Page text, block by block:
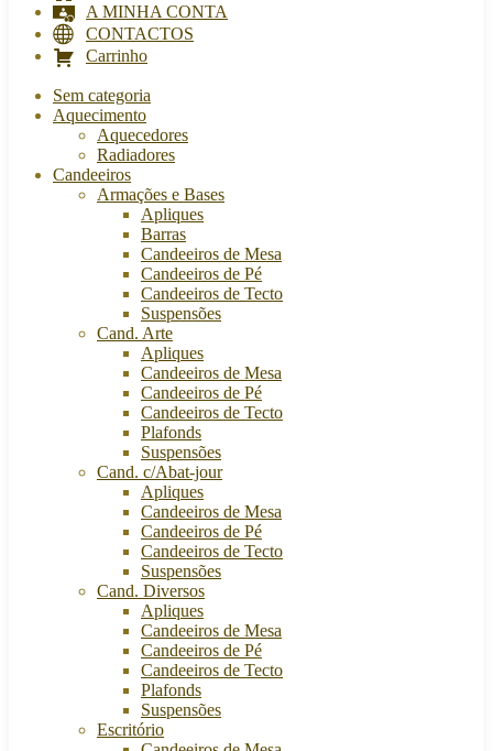
A MINHA CONTA
CONTACTOS
Carrinho
Sem categoria
Aquecimento
Aquecedores
Radiadores
Candeeiros
Armações e Bases
Apliques
Barras
Candeeiros de Mesa
Candeeiros de Pé
Candeeiros de Tecto
Suspensões
Cand. Arte
Apliques
Candeeiros de Mesa
Candeeiros de Pé
Candeeiros de Tecto
Plafonds
Suspensões
Cand. c/Abat-jour
Apliques
Candeeiros de Mesa
Candeeiros de Pé
Candeeiros de Tecto
Suspensões
Cand. Diversos
Apliques
Candeeiros de Mesa
Candeeiros de Pé
Candeeiros de Tecto
Plafonds
Suspensões
Escritório